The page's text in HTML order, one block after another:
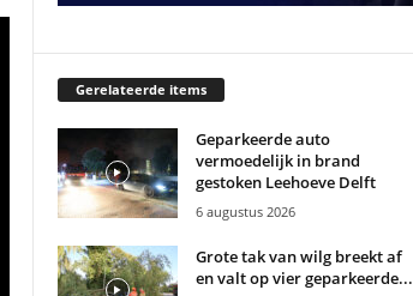
Gerelateerde items
Geparkeerde auto
vermoedelijk in brand
gestoken Leehoeve Delft
6 augustus 2026
Grote tak van wilg breekt af
en valt op vier geparkeerde...